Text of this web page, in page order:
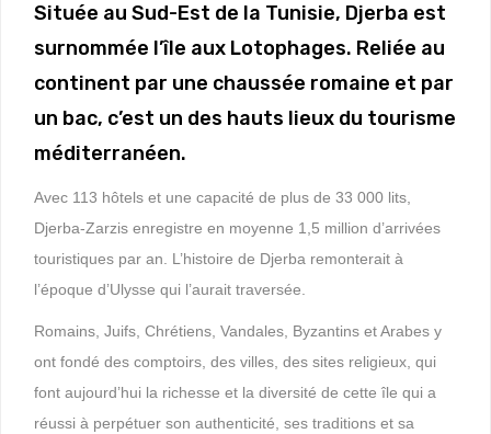
Située au Sud-Est de la Tunisie, Djerba est
surnommée l’île aux Lotophages. Reliée au
continent par une chaussée romaine et par
un bac, c’est un des hauts lieux du tourisme
méditerranéen.
Avec 113 hôtels et une capacité de plus de 33 000 lits,
Djerba-Zarzis enregistre en moyenne 1,5 million d’arrivées
touristiques par an. L’histoire de Djerba remonterait à
l’époque d’Ulysse qui l’aurait traversée.
Romains, Juifs, Chrétiens, Vandales, Byzantins et Arabes y
ont fondé des comptoirs, des villes, des sites religieux, qui
font aujourd’hui la richesse et la diversité de cette île qui a
réussi à perpétuer son authenticité, ses traditions et sa